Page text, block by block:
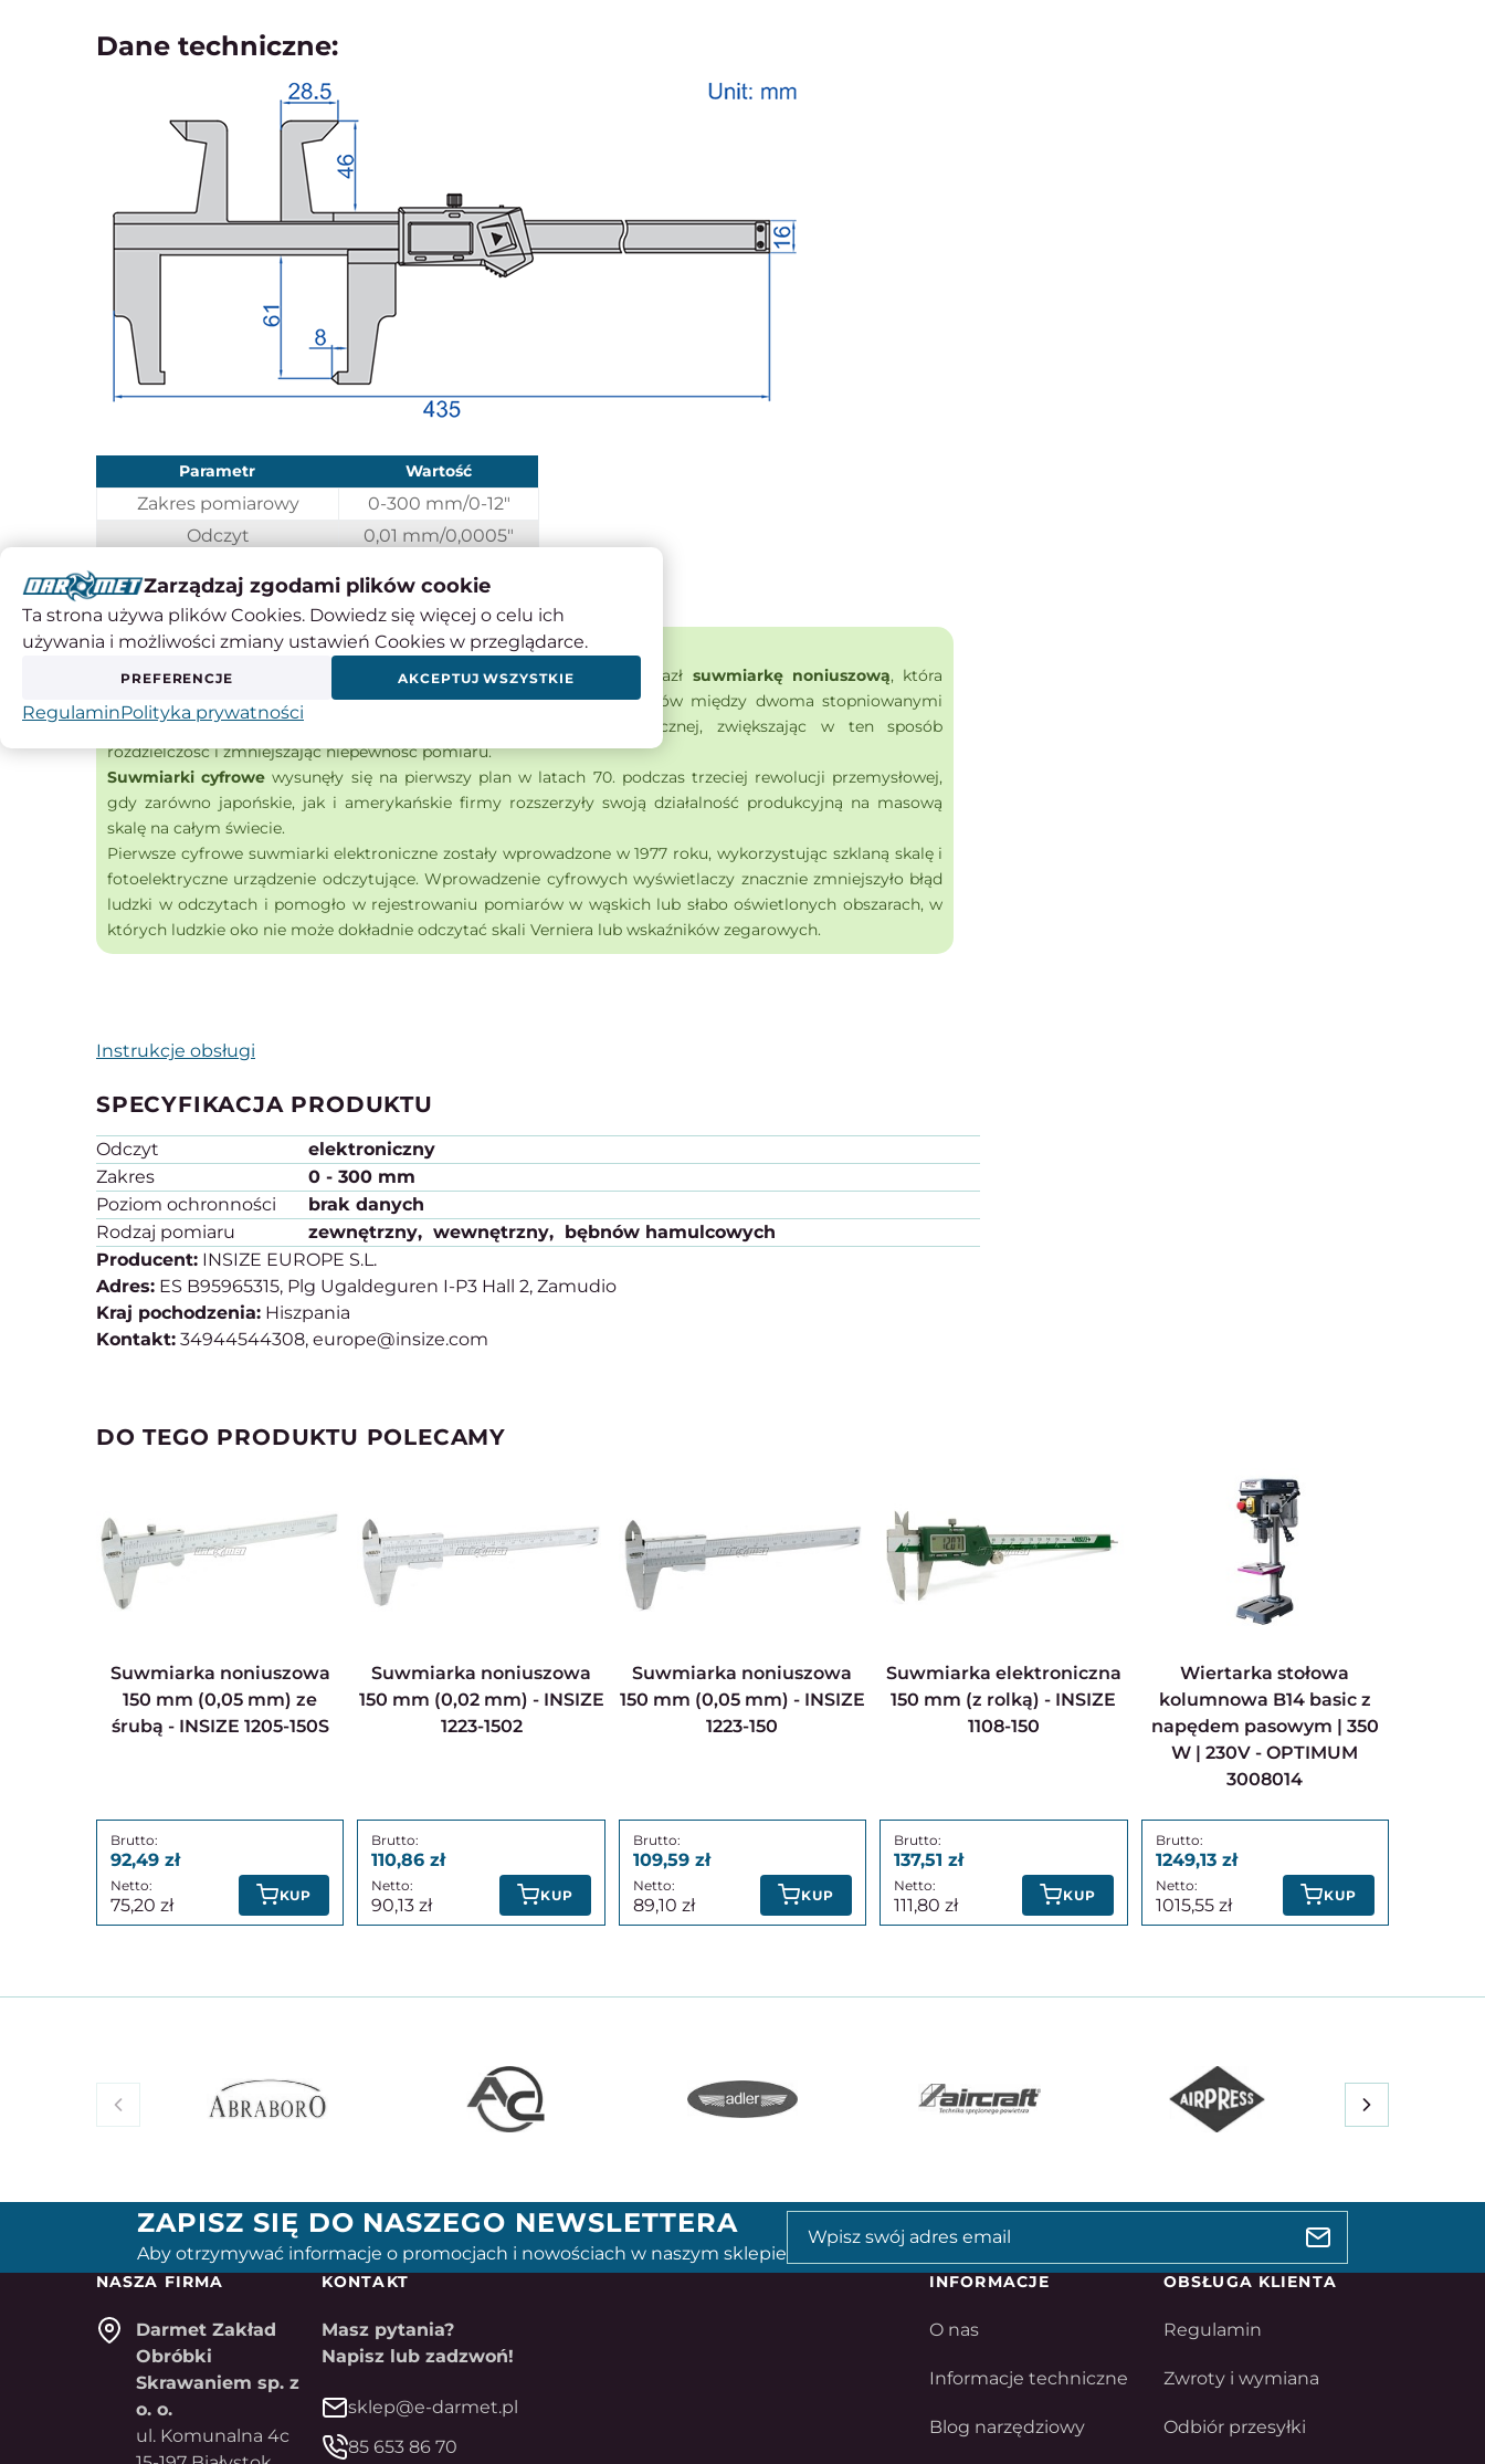
Dane techniczne:
Parametr Wartość
Zakres pomiarowy
0-300 mm/0-12"
Odczyt
0,01 mm/0,0005"
Czy wiesz, że ...?
W latach trzydziestych XVII wieku matematyk Pierre Vernier wynalazł suwmiarkę noniuszową, która
wykorzystuje skalę noniuszową do wykonywania dokładnych pomiarów między dwoma stopniowanymi
oznaczeniami na skali liniowej za pomocą interpolacji mechanicznej, zwiększając w ten sposób
rozdzielczość i zmniejszając niepewność pomiaru.
Suwmiarki cyfrowe wysunęły się na pierwszy plan w latach 70. podczas trzeciej rewolucji przemysłowej,
gdy zarówno japońskie, jak i amerykańskie firmy rozszerzyły swoją działalność produkcyjną na masową
skalę na całym świecie.
Pierwsze cyfrowe suwmiarki elektroniczne zostały wprowadzone w 1977 roku, wykorzystując szklaną skalę i
fotoelektryczne urządzenie odczytujące. Wprowadzenie cyfrowych wyświetlaczy znacznie zmniejszyło błąd
ludzki w odczytach i pomogło w rejestrowaniu pomiarów w wąskich lub słabo oświetlonych obszarach, w
których ludzkie oko nie może dokładnie odczytać skali Verniera lub wskaźników zegarowych.
Instrukcje obsługi
SPECYFIKACJA PRODUKTU
Odczyt
elektroniczny
Zakres
0 - 300 mm
Poziom ochronności
brak danych
Rodzaj pomiaru
zewnętrzny wewnętrzny
bębnów hamulcowych
Producent: INSIZE EUROPE S.L.
Adres: ES B95965315, Plg Ugaldeguren I-P3 Hall 2, Zamudio
Kraj pochodzenia: Hiszpania
Kontakt: 34944544308, europe@insize.com
DO TEGO PRODUKTU POLECAMY
Suwmiarka noniuszowa
150 mm (0,05 mm) ze
śrubą - INSIZE 1205-150S
92,49
75,20 KUP
Suwmiarka noniuszowa
150 mm (0,02 mm) - INSIZE
1223-1502
110,86
90,13 KUP
Suwmiarka noniuszowa
150 mm (0,05 mm) - INSIZE
1223-150
109,59
89,10 KUP
Suwmiarka elektroniczna
150 mm (z rolką) - INSIZE
1108-150
137,51
111,80 KUP
Wiertarka stołowa
kolumnowa B14 basic z
napędem pasowym | 350
W | 230V - OPTIMUM
3008014
1249,13
1015,55 KUP
ZAPISZ SIĘ DO NASZEGO NEWSLETTERA
Aby otrzymywać informacje o promocjach i nowościach w naszym sklepie
NASZA FIRMA
Darmet Zakład
Obróbki
Skrawaniem sp. z
o. o.
ul. Komunalna 4c
KONTAKT
Masz pytania?
Napisz lub zadzwoń!
sklep@e-darmet.pl
85 653 86 70
INFORMACJE
O nas
Informacje techniczne
Blog narzędziowy
OBSŁUGA KLIENTA
Regulamin
Zwroty i wymiana
Odbiór przesyłki
Zarządzaj zgodami plików cookie
Ta strona używa plików Cookies. Dowiedz się więcej o celu ich
używania i możliwości zmiany ustawień Cookies w przeglądarce.
PREFERENCJE AKCEPTUJ WSZYSTKIE
RegulaminPolityka prywatności